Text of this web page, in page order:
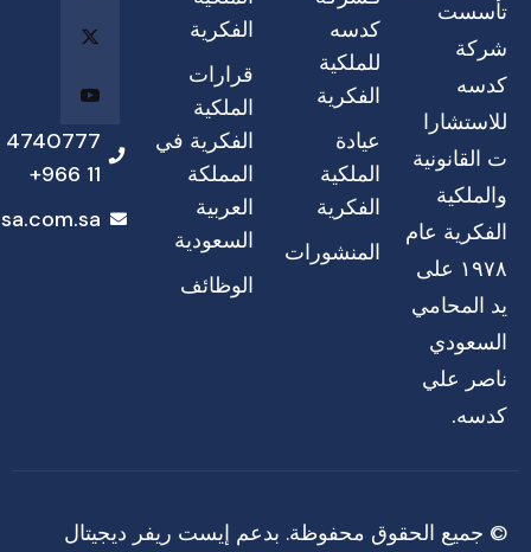
تأسست
شركة
كدسه
للاستشارا
ت القانونية
والملكية
الفكرية عام
١٩٧٨ على
يد المحامي
السعودي
ناصر علي
كدسه.
كدسه
للملكية
الفكرية
عيادة
الملكية
الفكرية
المنشورات
الفكرية
قرارات
الملكية
الفكرية في
المملكة
العربية
السعودية
الوظائف
4740777
11 966+
© جميع الحقوق محفوظة. بدعم إيست ريفر ديجيتال